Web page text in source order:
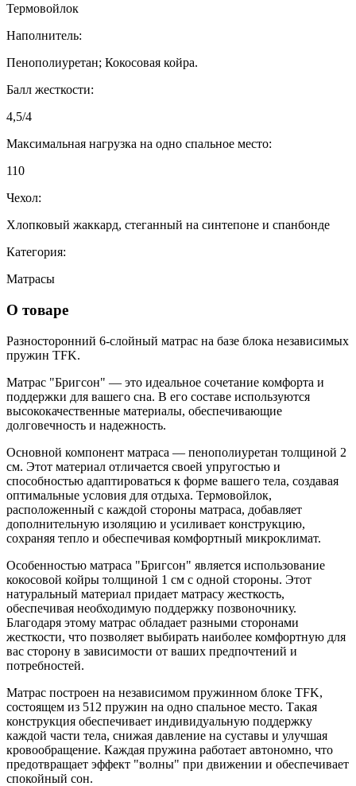
Термовойлок
Наполнитель:
Пенополиуретан; Кокосовая койра.
Балл жесткости:
4,5/4
Максимальная нагрузка на одно спальное место:
110
Чехол:
Хлопковый жаккард, стеганный на синтепоне и спанбонде
Категория:
Матрасы
О товаре
Разносторонний 6-слойный матрас на базе блока независимых
пружин TFK.
Матрас "Бригсон" — это идеальное сочетание комфорта и
поддержки для вашего сна. В его составе используются
высококачественные материалы, обеспечивающие
долговечность и надежность.
Основной компонент матраса — пенополиуретан толщиной 2
см. Этот материал отличается своей упругостью и
способностью адаптироваться к форме вашего тела, создавая
оптимальные условия для отдыха. Термовойлок,
расположенный с каждой стороны матраса, добавляет
дополнительную изоляцию и усиливает конструкцию,
сохраняя тепло и обеспечивая комфортный микроклимат.
Особенностью матраса "Бригсон" является использование
кокосовой койры толщиной 1 см с одной стороны. Этот
натуральный материал придает матрасу жесткость,
обеспечивая необходимую поддержку позвоночнику.
Благодаря этому матрас обладает разными сторонами
жесткости, что позволяет выбирать наиболее комфортную для
вас сторону в зависимости от ваших предпочтений и
потребностей.
Матрас построен на независимом пружинном блоке TFK,
состоящем из 512 пружин на одно спальное место. Такая
конструкция обеспечивает индивидуальную поддержку
каждой части тела, снижая давление на суставы и улучшая
кровообращение. Каждая пружина работает автономно, что
предотвращает эффект "волны" при движении и обеспечивает
спокойный сон.